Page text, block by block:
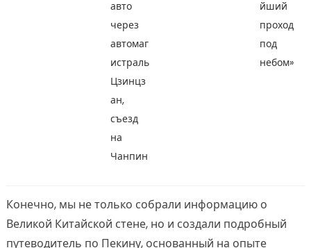
авто
через
автомаг
истраль
Цзинцз
ан,
съезд
на
Чанпин
йший
проход
под
небом»
Конечно, мы не только собрали информацию о
Великой Китайской стене, но и создали подробный
путеводитель по Пекину, основанный на опыте